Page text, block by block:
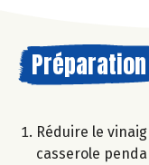
Préparation
Réduire le
casserole